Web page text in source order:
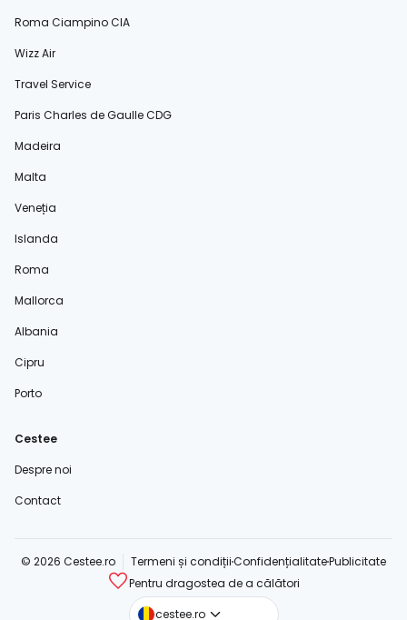
Roma Ciampino CIA
Wizz Air
Travel Service
Paris Charles de Gaulle CDG
Madeira
Malta
Veneția
Islanda
Roma
Mallorca
Albania
Cipru
Porto
Cestee
Despre noi
Contact
© 2026 Cestee.ro Termeni și condițiiConfidențialitatePublicitate
Pentru dragostea de a călători
cestee.ro
cestee.com